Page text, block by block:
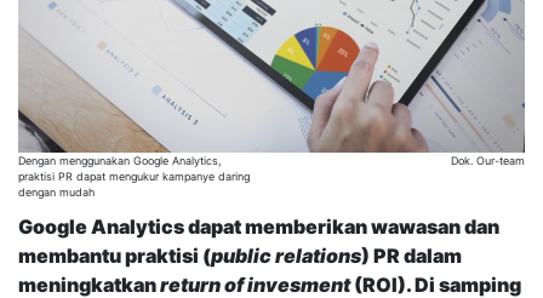
Dengan menggunakan Google Analytics,
praktisi PR dapat mengukur kampanye daring
dengan mudah
Dok. Our-team
Google Analytics dapat memberikan wawasan dan
membantu praktisi (public relations) PR dalam
meningkatkanreturn of invesment(ROI). Di samping